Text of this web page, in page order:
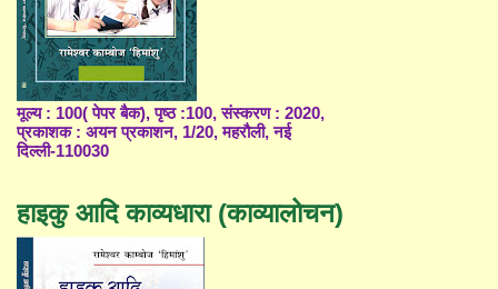
मूल्य : 100( पेपर बैक), पृष्ठ :100, संस्करण : 2020,
प्रकाशक : अयन प्रकाशन, 1/20, महरौली, नई
दिल्ली-110030
हाइकु आदि काव्यधारा (काव्यालोचन)